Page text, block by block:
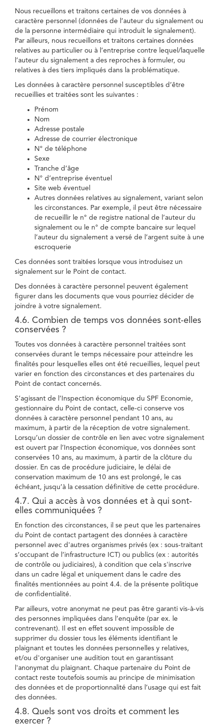
Nous recueillons et traitons certaines de vos données à
caractère personnel (données de l’auteur du signalement ou
de la personne intermédiaire qui introduit le signalement).
Par ailleurs, nous recueillons et traitons certaines données
relatives au particulier ou à l’entreprise contre lequel/laquelle
l’auteur du signalement a des reproches à formuler, ou
relatives à des tiers impliqués dans la problématique.
Les données à caractère personnel susceptibles d’être
recueillies et traitées sont les suivantes :
Prénom
Nom
Adresse postale
Adresse de courrier électronique
N° de téléphone
Sexe
Tranche d’âge
N° d’entreprise éventuel
Site web éventuel
Autres données relatives au signalement, variant selon
les circonstances. Par exemple, il peut être nécessaire
de recueillir le n° de registre national de l’auteur du
signalement ou le n° de compte bancaire sur lequel
l’auteur du signalement a versé de l’argent suite à une
escroquerie
Ces données sont traitées lorsque vous introduisez un
signalement sur le Point de contact.
Des données à caractère personnel peuvent également
figurer dans les documents que vous pourriez décider de
joindre à votre signalement.
4.6. Combien de temps vos données sont-elles
conservées ?
Toutes vos données à caractère personnel traitées sont
conservées durant le temps nécessaire pour atteindre les
finalités pour lesquelles elles ont été recueillies, lequel peut
varier en fonction des circonstances et des partenaires du
Point de contact concernés.
S’agissant de l’Inspection économique du SPF Economie,
gestionnaire du Point de contact, celle-ci conserve vos
données à caractère personnel pendant 10 ans, au
maximum, à partir de la réception de votre signalement.
Lorsqu’un dossier de contrôle en lien avec votre signalement
est ouvert par l’Inspection économique, vos données sont
conservées 10 ans, au maximum, à partir de la clôture du
dossier. En cas de procédure judiciaire, le délai de
conservation maximum de 10 ans est prolongé, le cas
échéant, jusqu’à la cessation définitive de cette procédure.
4.7. Qui a accès à vos données et à qui sont-
elles communiquées ?
En fonction des circonstances, il se peut que les partenaires
du Point de contact partagent des données à caractère
personnel avec d'autres organismes privés (ex : sous-traitant
s’occupant de l’infrastructure ICT) ou publics (ex : autorités
de contrôle ou judiciaires), à condition que cela s'inscrive
dans un cadre légal et uniquement dans le cadre des
finalités mentionnées au point 4.4. de la présente politique
de confidentialité.
Par ailleurs, votre anonymat ne peut pas être garanti vis-à-vis
des personnes impliquées dans l’enquête (par ex. le
contrevenant). Il est en effet souvent impossible de
supprimer du dossier tous les éléments identifiant le
plaignant et toutes les données personnelles y relatives,
et/ou d'organiser une audition tout en garantissant
l'anonymat du plaignant. Chaque partenaire du Point de
contact reste toutefois soumis au principe de minimisation
des données et de proportionnalité dans l’usage qui est fait
des données.
4.8. Quels sont vos droits et comment les
exercer ?